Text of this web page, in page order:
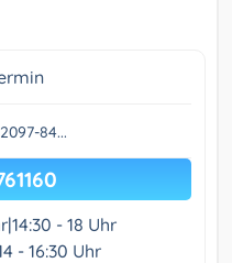
84...
- 18 Uhr
- 16:30 Uhr